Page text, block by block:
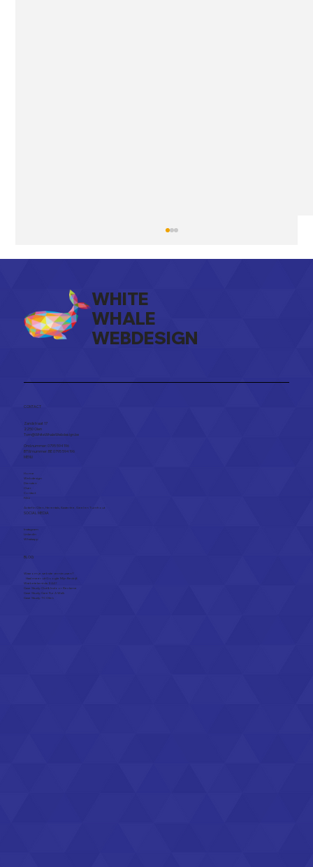
WHITE
WHALE
WEBDESIGN
CONTACT
Zandstraat 17
2250 Olen​
Tom@WhiteWhaleWebdesign.be
Ond.nummer: 0795 594 196
BTW nummer: BE 0795 594 196
MENU
Home
Webdesign
Diensten
Over
Contact
FAQ
Actief inOlen ,Herentals ,Kasterlee ,Geelen Turnhout
SOCIAL MEDIA
Instagram
Linkedin
Whatsapp
BLOG
Waarom je website vernieuwen?
Haal meer uit Google Mijn Bedrijf.
Wat betekent de EAA?
Case Study: Out & Indoor Reclame
Case Study: Care Fur A Walk
Case Study: TC Olen